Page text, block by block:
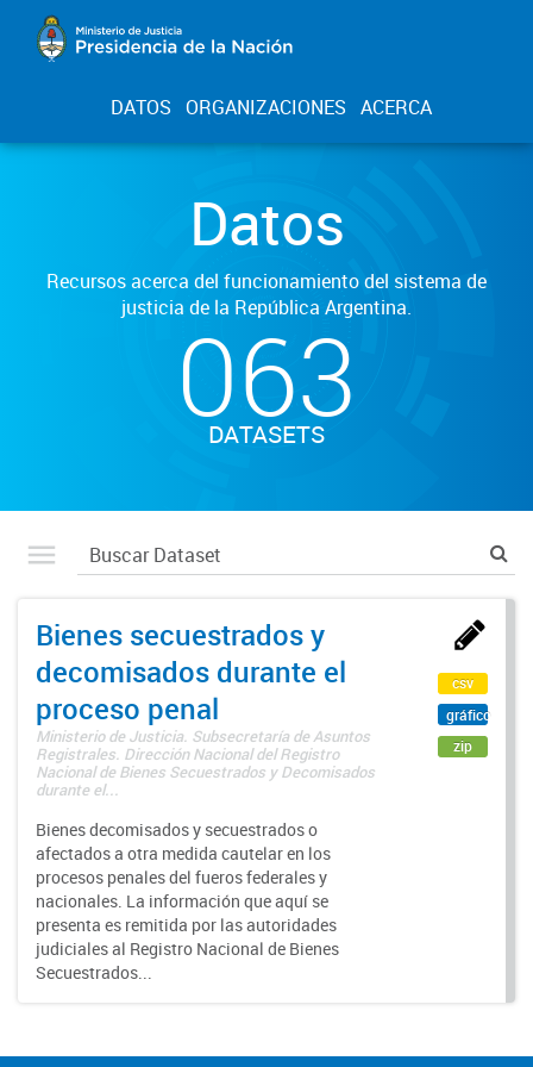
DATOS ORGANIZACIONES ACERCA
Datos
Recursos acerca del funcionamiento del sistema de
justicia de la República Argentina.
063
DATASETS
Bienes secuestrados y
decomisados durante el
proceso penal
Ministerio de Justicia. Subsecretaría de Asuntos
Registrales. Dirección Nacional del Registro
Nacional de Bienes Secuestrados y Decomisados
durante el...
Bienes decomisados y secuestrados o
afectados a otra medida cautelar en los
procesos penales del fueros federales y
nacionales. La información que aquí se
presenta es remitida por las autoridades
judiciales al Registro Nacional de Bienes
Secuestrados...
csv
gráfico
zip